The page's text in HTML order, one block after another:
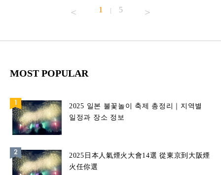
1 | 5
MOST POPULAR
2025 일본 불꽃놀이 축제 총정리｜지역별
일정과 장소 정보
2025日本人氣煙火大會14選 從東京到大阪煙
火任你選